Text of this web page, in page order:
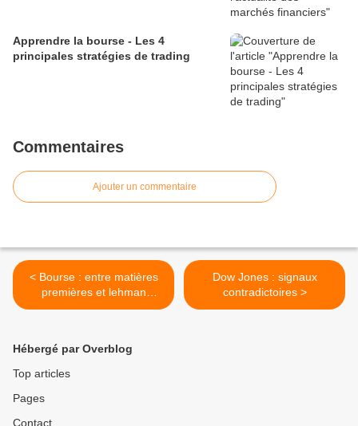
Apprendre la bourse - Les 4
principales stratégies de trading
Commentaires
Ajouter un commentaire
< Bourse : entre matières
premières et lehman
Brothers
Dow Jones : signaux
contradictoires >
Hébergé par Overblog
Top articles
Pages
Contact